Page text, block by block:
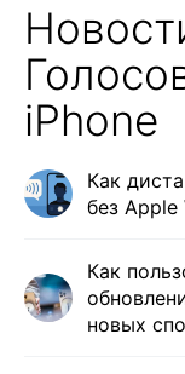
iPhone
Как
без Apple
Как
новых